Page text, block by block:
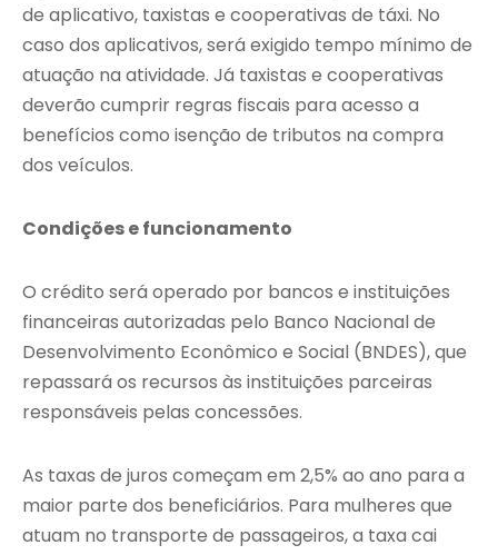
de aplicativo, taxistas e cooperativas de táxi. No
caso dos aplicativos, será exigido tempo mínimo de
atuação na atividade. Já taxistas e cooperativas
deverão cumprir regras fiscais para acesso a
benefícios como isenção de tributos na compra
dos veículos.
Condições e funcionamento
O crédito será operado por bancos e instituições
financeiras autorizadas pelo Banco Nacional de
Desenvolvimento Econômico e Social (BNDES), que
repassará os recursos às instituições parceiras
responsáveis pelas concessões.
As taxas de juros começam em 2,5% ao ano para a
maior parte dos beneficiários. Para mulheres que
atuam no transporte de passageiros, a taxa cai